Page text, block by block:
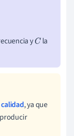
yC la
calidad, ya que